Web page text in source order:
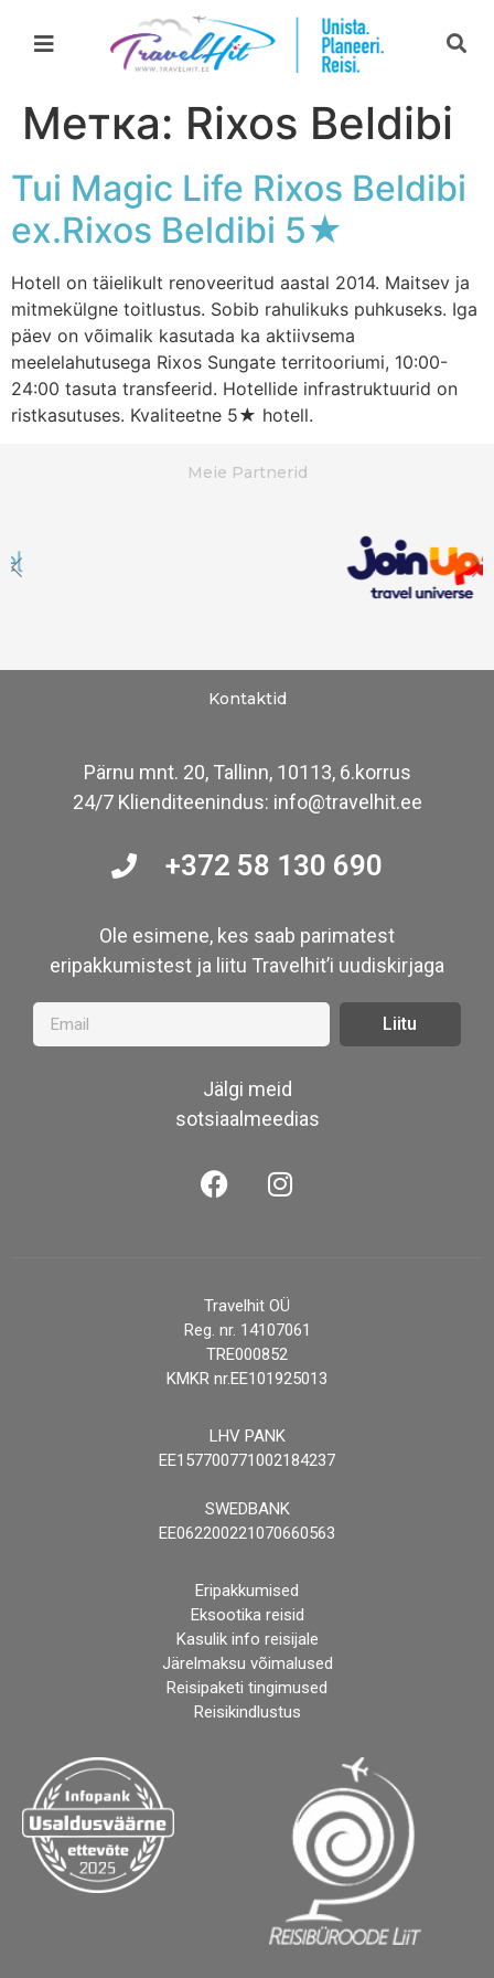
Метка: Rixos Beldibi
Tui Magic Life Rixos Beldibi
ex.Rixos Beldibi 5★
Hotell on täielikult renoveeritud aastal 2014. Maitsev ja
mitmekülgne toitlustus. Sobib rahulikuks puhkuseks. Iga
päev on võimalik kasutada ka aktiivsema
meelelahutusega Rixos Sungate territooriumi, 10:00-
24:00 tasuta transfeerid. Hotellide infrastruktuurid on
ristkasutuses. Kvaliteetne 5★ hotell.
Meie Partnerid
Kontaktid
Pärnu mnt. 20, Tallinn, 10113, 6.korrus
24/7 Klienditeenindus: info@travelhit.ee
+372 58 130 690
Ole esimene, kes saab parimatest
eripakkumistest ja liitu Travelhit’i uudiskirjaga
Liitu
Jälgi meid
sotsiaalmeedias
Travelhit OÜ
Reg. nr. 14107061
TRE000852
KMKR nr.EE101925013
LHV PANK
EE157700771002184237
SWEDBANK
EE062200221070660563
Eripakkumised
Eksootika reisid
Kasulik info reisijale
Järelmaksu võimalused
Reisipaketi tingimused
Reisikindlustus